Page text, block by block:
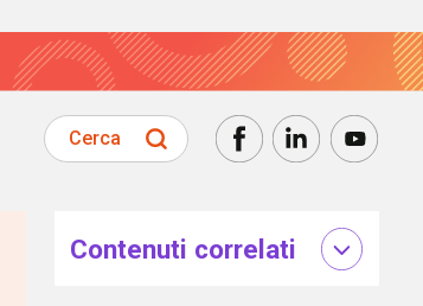
Cerca
Contenuti correlati